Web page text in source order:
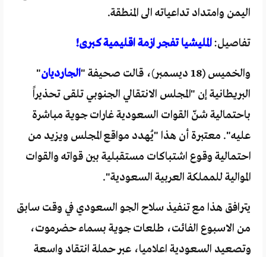
اليمن وامتداد تداعياته الى المنطقة.
تفاصيل:المليشيا تفجر ازمة اقليمية كبرى!
والخميس (18 ديسمبر)، قالت صحيفة " الجارديان"
البريطانية إن "المجلس الانتقالي الجنوبي تلقى تحذيراً
باحتمالية شنّ القوات السعودية غارات جوية مباشرة
عليه". معتبرة أن هذا "يُهدد مواقع المجلس ويزيد من
احتمالية وقوع اشتباكات مستقبلية بين قواته والقوات
الموالية للمملكة العربية السعودية".
يترافق هذا مع تنفيذ سلاح الجو السعودي في وقت سابق
من الاسبوع الفائت، طلعات جوية بسماء حضرموت،
وتصعيد السعودية اعلاميا، عبر حملة انتقاد واسعة